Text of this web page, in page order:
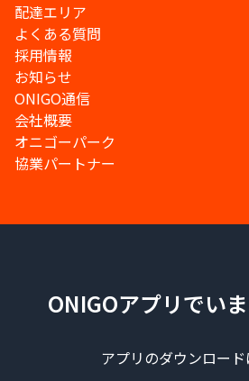
配達エリア
よくある質問
採用情報
お知らせ
ONIGO通信
会社概要
オニゴーパーク
協業パートナー
ONIGOアプリでい
アプリのダウンロー